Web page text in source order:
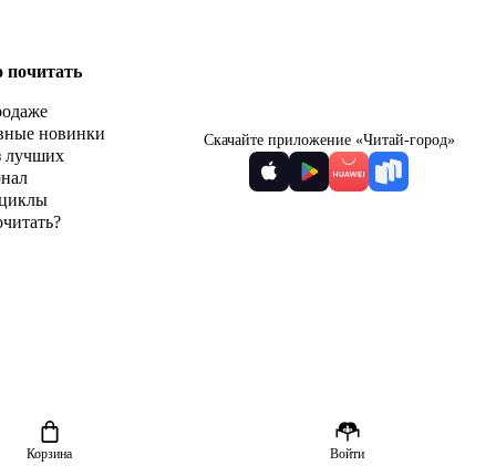
Корзина Войти
почитать
новинки
лучших
Скачайте приложение «Читай-город»